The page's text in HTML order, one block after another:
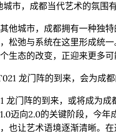
市，成都当代艺术的氛围
他城市，成都拥有一种独
松弛与系统在这里形成统
生态的改变，正迎来更多可
龙门阵的到来，会为成
龙门阵的到来，或将成为成
迈向2.0的关键阶段，今年
也让艺术语境逐渐清晰。